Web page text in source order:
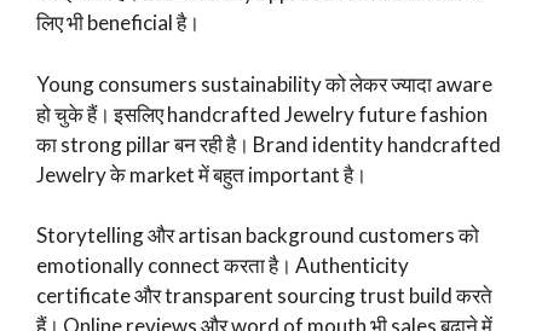
लिए भी beneficial है।
Young consumers sustainability को लेकर ज्यादा aware
हो चुके हैं। इसलिए handcrafted Jewelry future fashion
का strong pillar बन रही है। Brand identity handcrafted
Jewelry के market में बहुत important है।
Storytelling और artisan background customers को
emotionally connect करता है। Authenticity
certificate और transparent sourcing trust build करते
हैं। Online reviews और word of mouth भी sales बढ़ाने में